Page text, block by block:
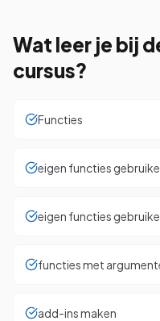
Wat leer je bij
cursus?
Functies
eigen functies
eigen functies
functies met
add-ins maken